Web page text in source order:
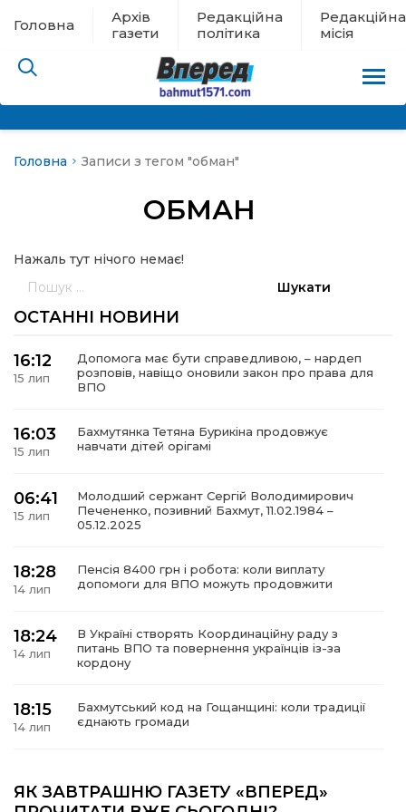
Головна
Архів
газети
Редакційна
політика
Редакційна
місія
новини
політика
місія
Головна Записи з тегом "обман"
ОБМАН
Нажаль тут нічого немає!
ОСТАННІ НОВИНИ
16:12
15 лип
Допомога має бути справедливою, – нардеп
розповів, навіщо оновили закон про права для
ВПО
16:03
15 лип
Бахмутянка Тетяна Бурикіна продовжує
навчати дітей орігамі
06:41
15 лип
Молодший сержант Сергій Володимирович
Печененко, позивний Бахмут, 11.02.1984 –
05.12.2025
18:28
14 лип
Пенсія 8400 грн і робота: коли виплату
допомоги для ВПО можуть продовжити
18:24
14 лип
В Україні створять Координаційну раду з
питань ВПО та повернення українців із-за
кордону
18:15
14 лип
Бахмутський код на Гощанщині: коли традиції
єднають громади
10 лип
ЯК ЗАВТРАШНЮ ГАЗЕТУ «ВПЕРЕД»